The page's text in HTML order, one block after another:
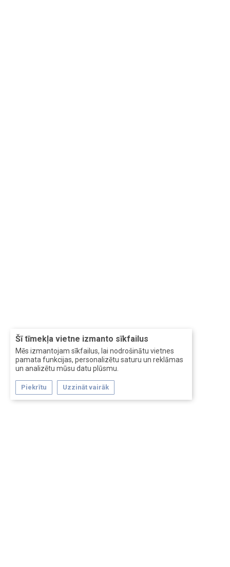
Šī tīmekļa vietne izmanto sīkfailus
Mēs izmantojam sīkfailus, lai nodrošinātu vietnes
pamata funkcijas, personalizētu saturu un reklāmas
un analizētu mūsu datu plūsmu.
Piekrītu Uzzināt vairāk